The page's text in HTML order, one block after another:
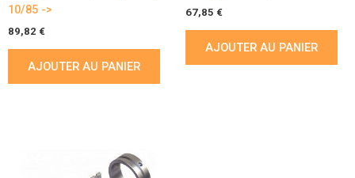
10/85 ->
89,82 €
AJOUTER AU PANIER
67,85 €
AJOUTER AU PANIER